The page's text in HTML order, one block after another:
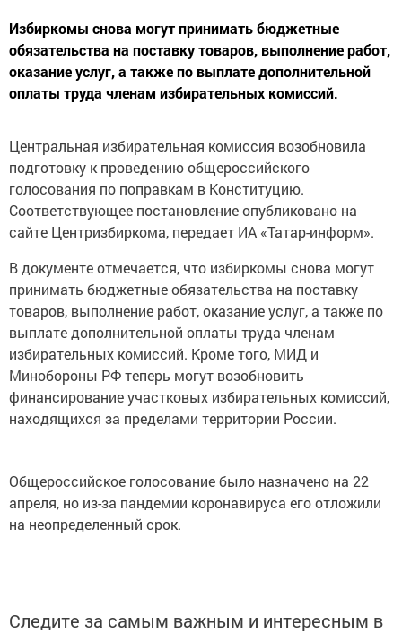
Избиркомы снова могут принимать бюджетные
обязательства на поставку товаров, выполнение работ,
оказание услуг, а также по выплате дополнительной
оплаты труда членам избирательных комиссий.
Центральная избирательная комиссия возобновила
подготовку к проведению общероссийского
голосования по поправкам в Конституцию.
Соответствующее постановление опубликовано на
сайте Центризбиркома, передает ИА «Татар-информ».
В документе отмечается, что избиркомы снова могут
принимать бюджетные обязательства на поставку
товаров, выполнение работ, оказание услуг, а также по
выплате дополнительной оплаты труда членам
избирательных комиссий. Кроме того, МИД и
Минобороны РФ теперь могут возобновить
финансирование участковых избирательных комиссий,
находящихся за пределами территории России.
Общероссийское голосование было назначено на 22
апреля, но из-за пандемии коронавируса его отложили
на неопределенный срок.
Следите за самым важным и интересным в